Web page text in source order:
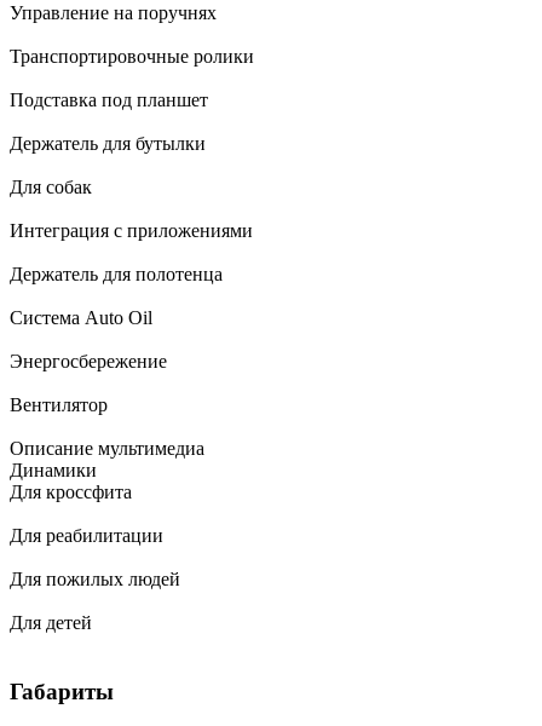
Управление на поручнях
Транспортировочные ролики
Подставка под планшет
Держатель для бутылки
Для собак
Интеграция с приложениями
Держатель для полотенца
Система Auto Oil
Энергосбережение
Вентилятор
Описание мультимедиа
Динамики
Для кроссфита
Для реабилитации
Для пожилых людей
Для детей
Габариты